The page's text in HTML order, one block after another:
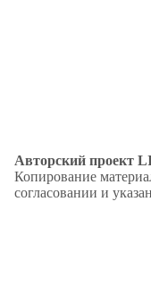
Авторский проект
Копирование
согласовании и